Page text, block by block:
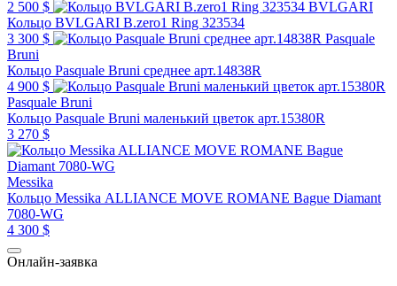
2 500 $
BVLGARI
Кольцо BVLGARI B.zero1 Ring 323534
3 300 $
Pasquale
Bruni
Кольцо Pasquale Bruni среднее арт.14838R
4 900 $
Pasquale Bruni
Кольцо Pasquale Bruni маленький цветок арт.15380R
3 270 $
Messika
Кольцо Messika ALLIANCE MOVE ROMANE Bague Diamant
7080-WG
4 300 $
Онлайн-заявка